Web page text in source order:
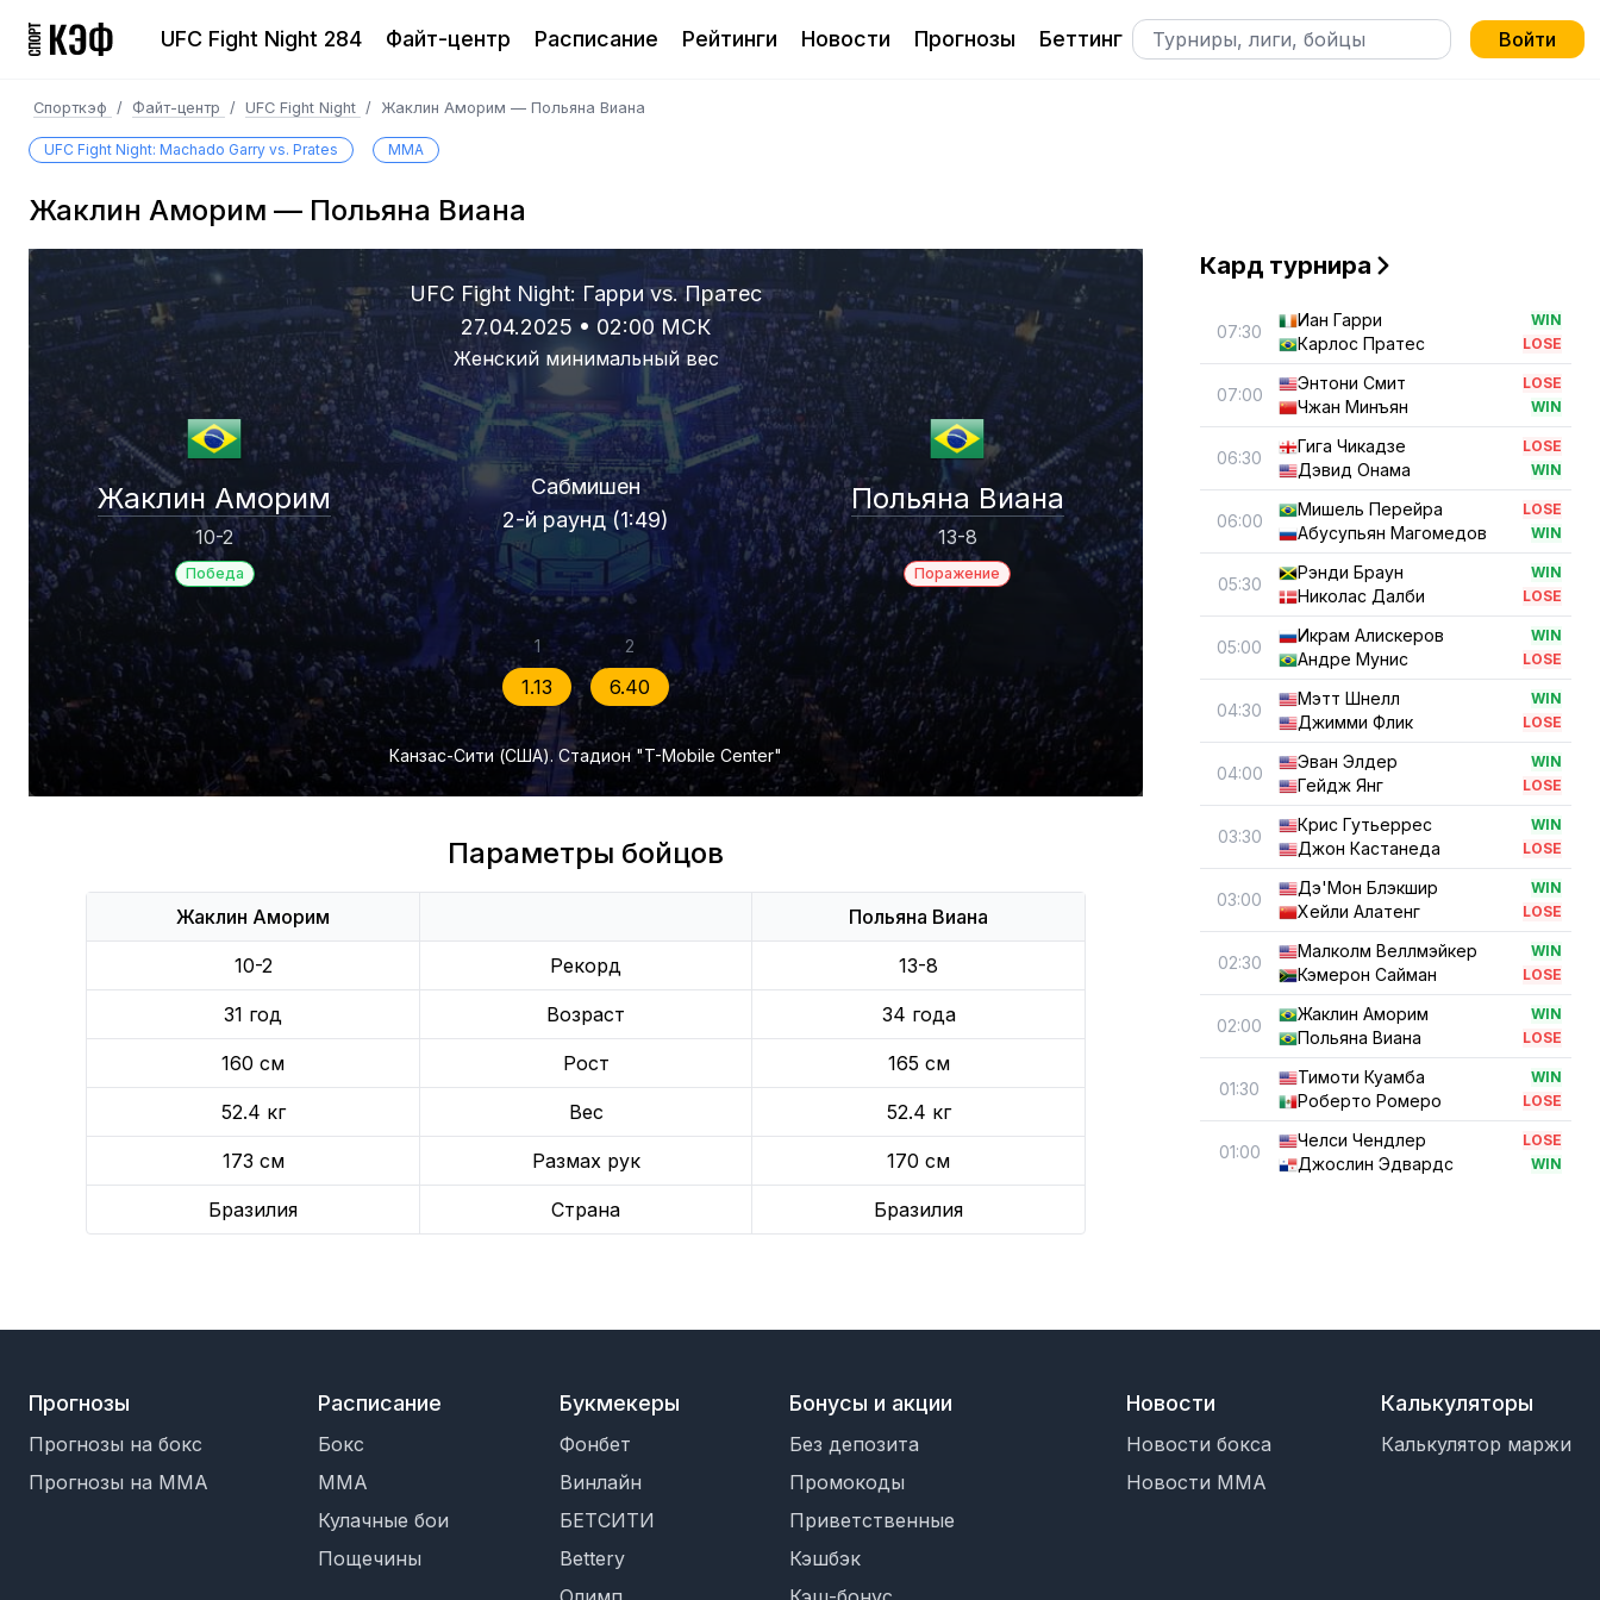
UFC Fight Night 284 Файт-центр Расписание Рейтинги Новости Прогнозы Беттинг Войти
Спорткэф / Файт-центр / UFC Fight Night / Жаклин Аморим — Польяна Виана
UFC Fight Night: Machado Garry vs. Prates MMA
Жаклин Аморим — Польяна Виана
UFC Fight Night: Гарри vs. Пратес
27.04.2025 • 02:00 МСК
Женский минимальный вес
Жаклин Аморим
10-2
Победа
Сабмишен
2-й раунд (1:49)
Польяна Виана
13-8
Поражение
1
1.13
2
6.40
Канзас-Сити (США). Стадион "T-Mobile Center"
Параметры бойцов
Жаклин Аморим Польяна Виана
10-2 Рекорд 13-8
31 год Возраст 34 года
160 см Рост 165 см
52.4 кг Вес 52.4 кг
173 см Размах рук 170 см
Бразилия Страна Бразилия
Кард турнира
07:30
Иан Гарри WIN
Карлос Пратес LOSE
07:00
Энтони Смит LOSE
Чжан Минъян WIN
06:30
Гига Чикадзе LOSE
Дэвид Онама WIN
06:00
Мишель Перейра LOSE
Абусупьян Магомедов WIN
05:30
Рэнди Браун WIN
Николас Далби LOSE
05:00
Икрам Алискеров WIN
Андре Мунис LOSE
04:30
Мэтт Шнелл WIN
Джимми Флик LOSE
04:00
Эван Элдер WIN
Гейдж Янг LOSE
03:30
Крис Гутьеррес WIN
Джон Кастанеда LOSE
03:00
Дэ'Мон Блэкшир WIN
Хейли Алатенг LOSE
02:30
Малколм Веллмэйкер WIN
Кэмерон Сайман LOSE
02:00
Жаклин Аморим WIN
Польяна Виана LOSE
01:30
Тимоти Куамба WIN
Роберто Ромеро LOSE
01:00
Челси Чендлер LOSE
Джослин Эдвардс WIN
Прогнозы
Прогнозы на бокс
Прогнозы на MMA
Расписание
Бокс
MMA
Кулачные бои
Пощечины
Букмекеры
Фонбет
Винлайн
БЕТСИТИ
Bettery
Бонусы и акции
Без депозита
Промокоды
Приветственные
Кэшбэк
Новости
Новости бокса
Новости MMA
Калькуляторы
Калькулятор маржи